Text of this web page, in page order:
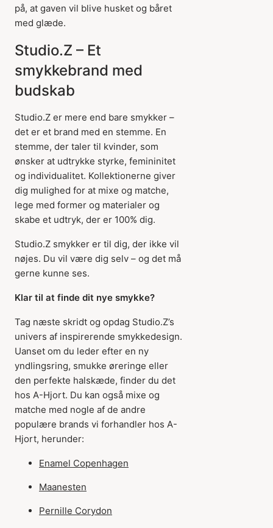
på, at gaven vil blive husket og båret
med glæde.
Studio.Z – Et
smykkebrand med
budskab
Studio.Z er mere end bare smykker –
det er et brand med en stemme. En
stemme, der taler til kvinder, som
ønsker at udtrykke styrke, femininitet
og individualitet. Kollektionerne giver
dig mulighed for at mixe og matche,
lege med former og materialer og
skabe et udtryk, der er 100% dig.
Studio.Z smykker er til dig, der ikke vil
nøjes. Du vil være dig selv – og det må
gerne kunne ses.
Klar til at finde dit nye smykke?
Tag næste skridt og opdag Studio.Z’s
univers af inspirerende smykkedesign.
Uanset om du leder efter en ny
yndlingsring, smukke øreringe eller
den perfekte halskæde, finder du det
hos A-Hjort. Du kan også mixe og
matche med nogle af de andre
populære brands vi forhandler hos A-
Hjort, herunder:
Enamel Copenhagen
Maanesten
Pernille Corydon